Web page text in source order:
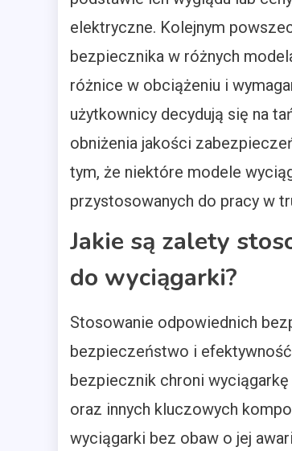
elektryczne. Kolejnym
bezpiecznika w różnych
różnice w obciążeniu i
użytkownicy decydują się na
obniżenia jakości
tym, że niektóre modele
przystosowanych do pracy w
Jakie są zalety
do wyciągarki?
Stosowanie odpowiednich
bezpieczeństwo i
bezpiecznik chroni
oraz innych kluczowych
wyciągarki bez obaw o jej